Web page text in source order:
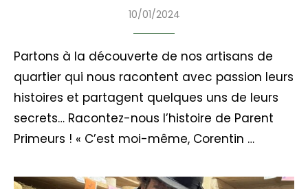
10/01/2024
Partons à la découverte de nos artisans de
quartier qui nous racontent avec passion leurs
histoires et partagent quelques uns de leurs
secrets… Racontez-nous l’histoire de Parent
Primeurs ! « C’est moi-même, Corentin …